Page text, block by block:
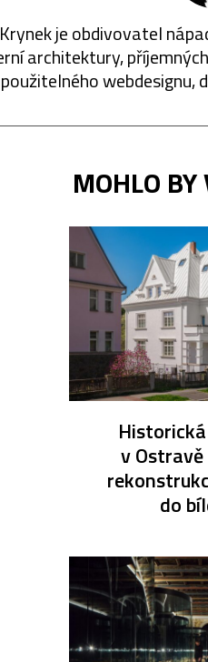
je obdivovatel
architektury,
použitelného webdesignu,
MOHLO
v
do